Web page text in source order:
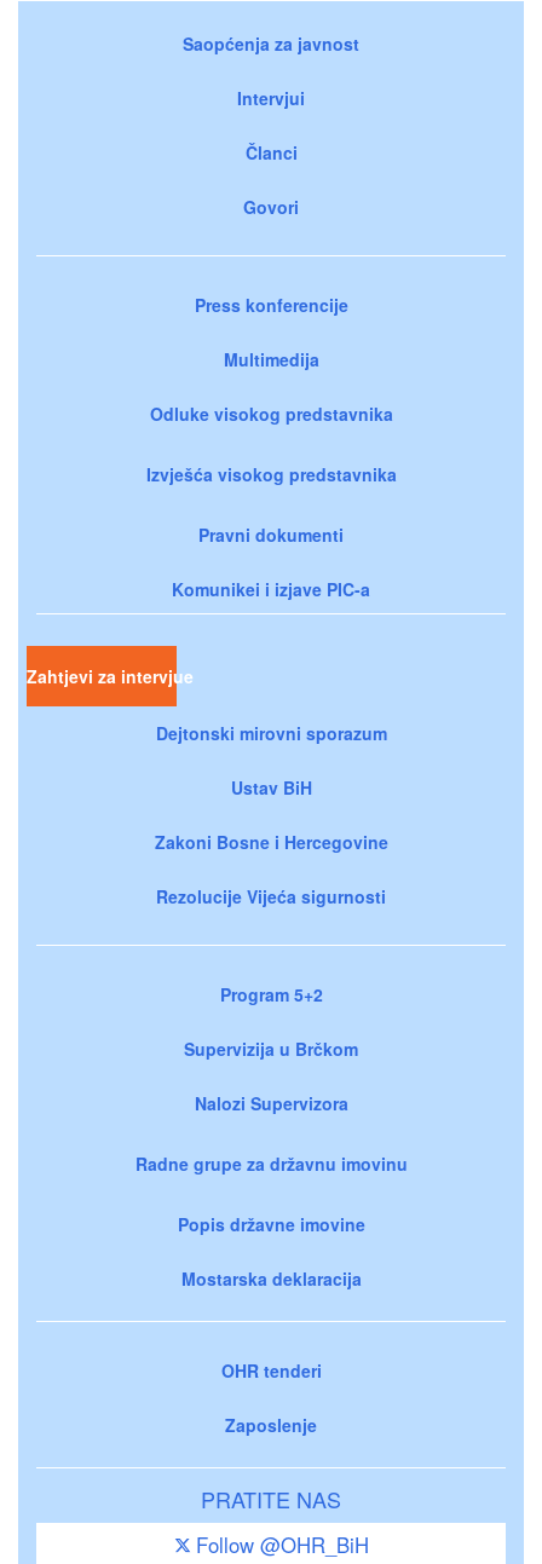
Saopćenja za javnost
Intervjui
Članci
Govori
Press konferencije
Multimedija
Odluke visokog predstavnika
Izvješća visokog predstavnika
Pravni dokumenti
Komunikei i izjave PIC-a
Zahtjevi za intervjue
Dejtonski mirovni sporazum
Ustav BiH
Zakoni Bosne i Hercegovine
Rezolucije Vijeća sigurnosti
Program 5+2
Supervizija u Brčkom
Nalozi Supervizora
Radne grupe za državnu imovinu
Popis državne imovine
Mostarska deklaracija
OHR tenderi
Zaposlenje
PRATITE NAS
Follow @OHR_BiH